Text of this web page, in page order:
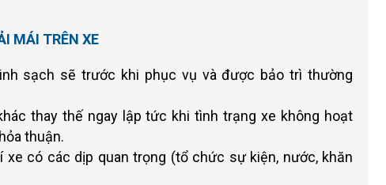
MÁI TRÊN XE
sạch sẽ trước khi phục vụ và được bảo trì thường
thay thế ngay lập tức khi tình trạng xe không hoạt
thuận.
xe có các dịp quan trọng (tổ chức sự kiện, nước, khăn